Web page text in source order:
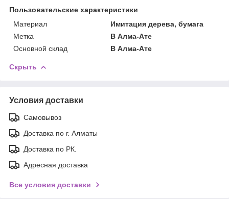
Пользовательские характеристики
Материал
Имитация дерева, бумага
Метка
В Алма-Ате
Основной склад
В Алма-Ате
Скрыть
Условия доставки
Самовывоз
Доставка по г. Алматы
Доставка по РК.
Адресная доставка
Все условия доставки